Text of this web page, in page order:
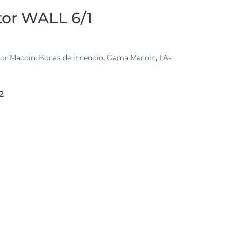
WALL 6/1
Macoin, Bocas de incendio, Gama Macoin, LÃ­